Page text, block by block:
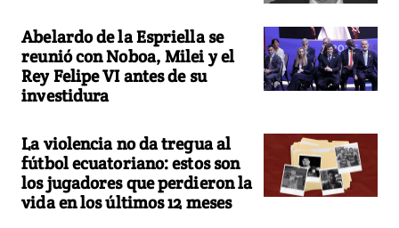
Abelardo de la Espriella se
reunió con Noboa, Milei y el
Rey Felipe VI antes de su
investidura
La violencia no da tregua al
fútbol ecuatoriano: estos son
los jugadores que perdieron la
vida en los últimos 12 meses